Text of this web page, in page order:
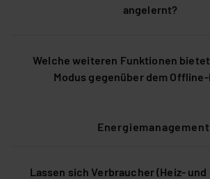
angelernt?
Welche weiteren Funktionen
Modus gegenüber dem Offline-
Lassen sich Verbraucher (Heiz-